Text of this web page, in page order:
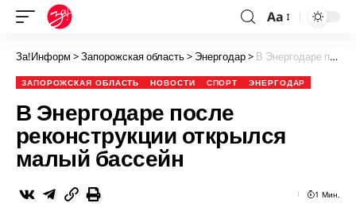
Aa
За!Информ >Запорожская область> Энергодар> В Энергодаре после реконструкции открылся малый бассейн
ЗАПОРОЖСКАЯ ОБЛАСТЬ НОВОСТИ СПОРТ ЭНЕРГОДАР
В Энергодаре после
реконструкции открылся
малый бассейн
1 Мин.